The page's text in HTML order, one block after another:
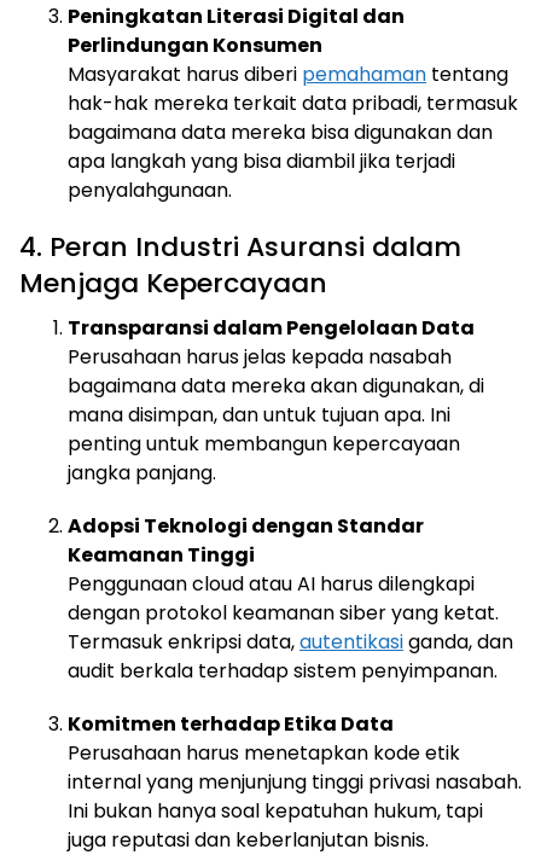
Peningkatan Literasi Digital dan
Perlindungan Konsumen
Masyarakat harus diberi pemahaman tentang
hak-hak mereka terkait data pribadi, termasuk
bagaimana data mereka bisa digunakan dan
apa langkah yang bisa diambil jika terjadi
penyalahgunaan.
4. Peran Industri Asuransi dalam
Menjaga Kepercayaan
Transparansi dalam Pengelolaan Data
Perusahaan harus jelas kepada nasabah
bagaimana data mereka akan digunakan, di
mana disimpan, dan untuk tujuan apa. Ini
penting untuk membangun kepercayaan
jangka panjang.
Adopsi Teknologi dengan Standar
Keamanan Tinggi
Penggunaan cloud atau AI harus dilengkapi
dengan protokol keamanan siber yang ketat.
Termasuk enkripsi data,autentikasiganda, dan
audit berkala terhadap sistem penyimpanan.
Komitmen terhadap Etika Data
Perusahaan harus menetapkan kode etik
internal yang menjunjung tinggi privasi nasabah.
Ini bukan hanya soal kepatuhan hukum, tapi
juga reputasi dan keberlanjutan bisnis.